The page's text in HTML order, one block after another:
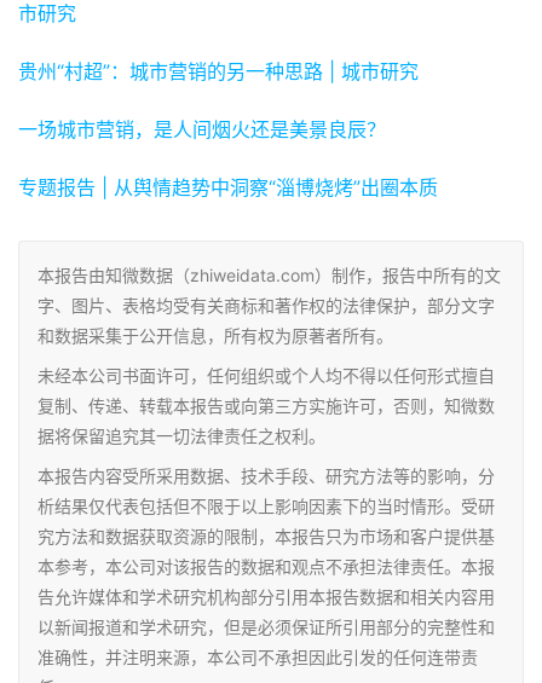
市研究
贵州“村超”：城市营销的另一种思路 | 城市研究
一场城市营销，是人间烟火还是美景良辰？
专题报告 | 从舆情趋势中洞察“淄博烧烤”出圈本质
本报告由知微数据（zhiweidata.com）制作，报告中所有的文
字、图片、表格均受有关商标和著作权的法律保护，部分文字
和数据采集于公开信息，所有权为原著者所有。
未经本公司书面许可，任何组织或个人均不得以任何形式擅自
复制、传递、转载本报告或向第三方实施许可，否则，知微数
据将保留追究其一切法律责任之权利。
本报告内容受所采用数据、技术手段、研究方法等的影响，分
析结果仅代表包括但不限于以上影响因素下的当时情形。受研
究方法和数据获取资源的限制，本报告只为市场和客户提供基
本参考，本公司对该报告的数据和观点不承担法律责任。本报
告允许媒体和学术研究机构部分引用本报告数据和相关内容用
以新闻报道和学术研究，但是必须保证所引用部分的完整性和
准确性，并注明来源，本公司不承担因此引发的任何连带责